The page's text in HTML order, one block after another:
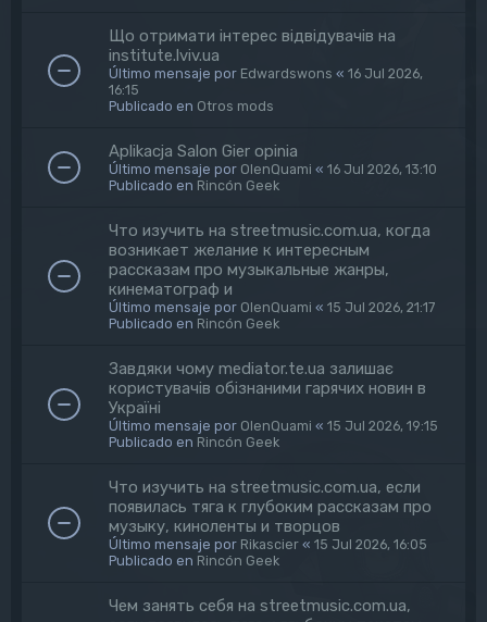
Що отримати інтерес відвідувачів на
institute.lviv.ua
Último mensaje por Edwardswons « 16 Jul 2026,
16:15
Publicado en Otros mods
Aplikacja Salon Gier opinia
Último mensaje por OlenQuami « 16 Jul 2026, 13:10
Publicado en Rincón Geek
Что изучить на streetmusic.com.ua, когда
возникает желание к интересным
рассказам про музыкальные жанры,
кинематограф и
Último mensaje por OlenQuami « 15 Jul 2026, 21:17
Publicado en Rincón Geek
Завдяки чому mediator.te.ua залишає
користувачів обізнаними гарячих новин в
Україні
Último mensaje por OlenQuami « 15 Jul 2026, 19:15
Publicado en Rincón Geek
Что изучить на streetmusic.com.ua, если
появилась тяга к глубоким рассказам про
музыку, киноленты и творцов
Último mensaje por Rikascier « 15 Jul 2026, 16:05
Publicado en Rincón Geek
Чем занять себя на streetmusic.com.ua,